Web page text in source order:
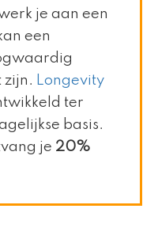
je aan een
een
zijn. Longevity
ter
basis.
je 20%